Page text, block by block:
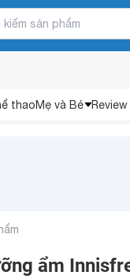
thaoMẹ và Bé
ẩm